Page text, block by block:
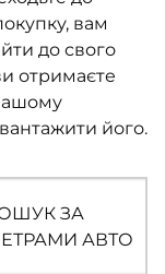
вам
до свого
отримаєте
його.
ЗА
АВТО